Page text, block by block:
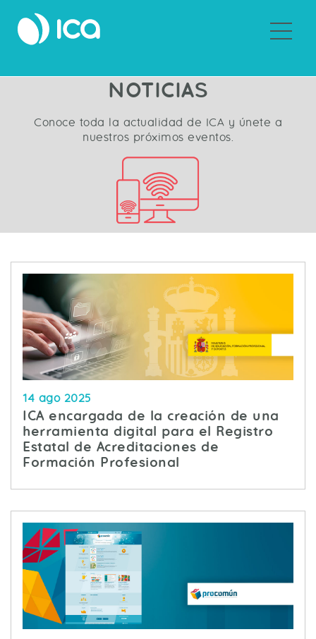
NOTICIAS
Conoce toda la actualidad de ICA y únete a
nuestros próximos eventos.
14 ago 2025
ICA encargada de la creación de una
herramienta digital para el Registro
Estatal de Acreditaciones de
Formación Profesional